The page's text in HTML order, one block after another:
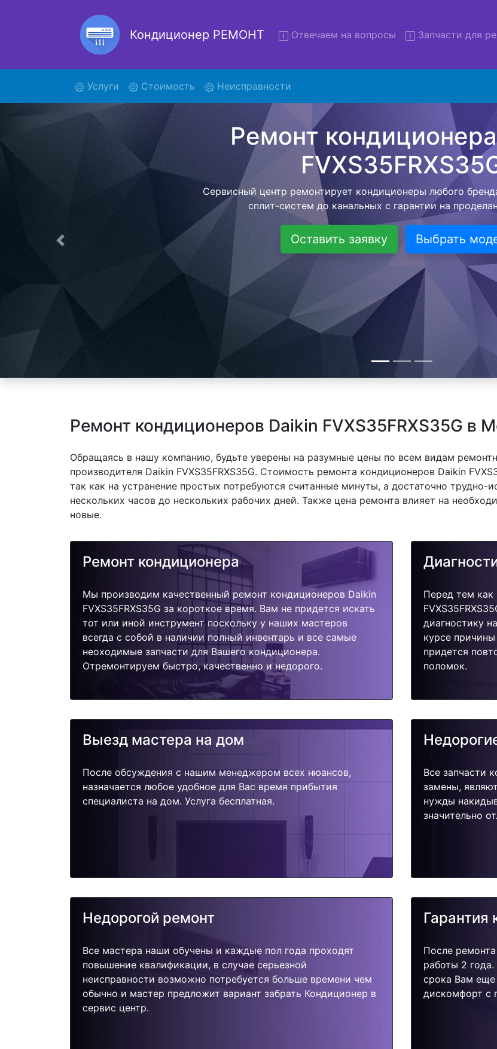
Кондиционер РЕМОНТ Отвечаем на вопросы Запчасти для
Услуги (current)Стоимость НеисправностиРемонт кондиционеров
FVXS35FRXS35G с вывозом
Наша организация предлагает воспользоваться
позволяет клиенту сохранить время и свои деньги. Наш
назначенное время по адресу, проводит диагностику,
фиксированной стоимостью на ремонт кондиционера и
центр. После ремонта специалист привезет обратно Вам
кондиционер.
Оставить заявку Выбрать
Предыдущая
Ремонт кондиционеров Daikin FVXS35FRXS35G в
Обращаясь в нашу компанию, будьте уверены на разумные цены по всем видам
производителя Daikin FVXS35FRXS35G. Стоимость ремонта кондиционеров Daikin
так как на устранение простых потребуются считанные минуты, а достаточно трудно-
нескольких часов до нескольких рабочих дней. Также цена ремонта влияет на
новые.
Ремонт кондиционера
Мы производим качественный ремонт кондиционеров Daikin
FVXS35FRXS35G за короткое время. Вам не придется искать
тот или иной инструмент поскольку у наших мастеров
всегда с собой в наличии полный инвентарь и все самые
неоходимые запчасти для Вашего кондиционера.
Отремонтируем быстро, качественно и недорого.
Перед тем как
диагностику
курсе
придется
поломок.
Выезд мастера на дом
После обсуждения с нашим менеджером всех нюансов,
назначается любое удобное для Вас время прибытия
специалиста на дом. Услуга бесплатная.
Все запчасти
замены,
нужды
значительно
Недорогой ремонт
Все мастера наши обучены и каждые пол года проходят
повышение квалификации, в случае серьезной
неисправности возможно потребуется больше времени чем
обычно и мастер предложит вариант забрать Кондиционер в
сервис центр.
Гарантия
После
работы 2
срока Вам еще
дискомфорт с